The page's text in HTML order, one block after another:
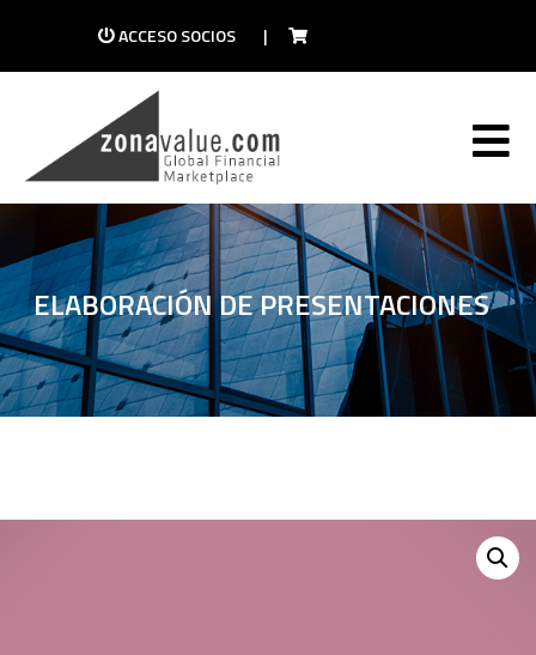
ACCESO SOCIOS |
ELABORACIÓN DE PRESENTACIONES